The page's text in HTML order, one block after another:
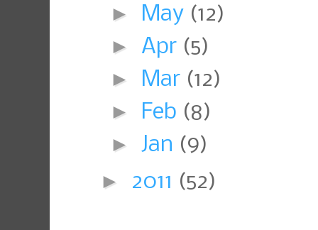
► May (12)
► Apr (5)
► Mar (12)
► Feb (8)
► Jan (9)
► 2011 (52)